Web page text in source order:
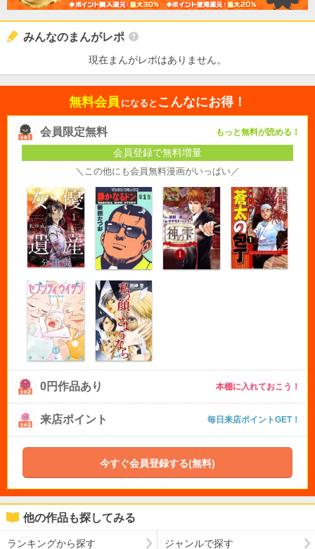
みんなのまんがレポ
現在まんがレポはありません。
無料会員 になると こんなにお得！
会員限定無料 もっと無料が読める！
会員登録で無料増量
＼この他にも会員無料漫画がいっぱい／
0円作品あり 本棚に入れておこう！
来店ポイント 毎日来店ポイントGET！
今すぐ会員登録する(無料)
他の作品も探してみる
ランキングから探す ジャンルで探す